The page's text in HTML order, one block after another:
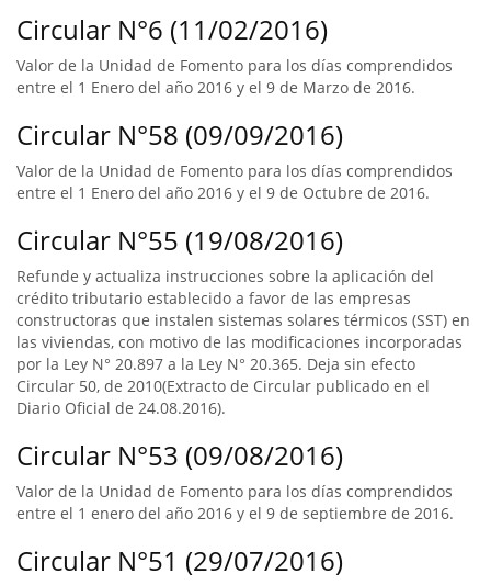
Circular N°6 (11/02/2016)
Valor de la Unidad de Fomento para los días comprendidos
entre el 1 Enero del año 2016 y el 9 de Marzo de 2016.
Circular N°58 (09/09/2016)
Valor de la Unidad de Fomento para los días comprendidos
entre el 1 Enero del año 2016 y el 9 de Octubre de 2016.
Circular N°55 (19/08/2016)
Refunde y actualiza instrucciones sobre la aplicación del
crédito tributario establecido a favor de las empresas
constructoras que instalen sistemas solares térmicos (SST) en
las viviendas, con motivo de las modificaciones incorporadas
por la Ley N° 20.897 a la Ley N° 20.365. Deja sin efecto
Circular 50, de 2010(Extracto de Circular publicado en el
Diario Oficial de 24.08.2016).
Circular N°53 (09/08/2016)
Valor de la Unidad de Fomento para los días comprendidos
entre el 1 enero del año 2016 y el 9 de septiembre de 2016.
Circular N°51 (29/07/2016)